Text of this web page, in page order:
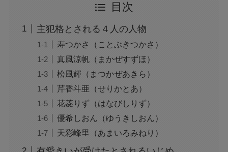
目次
主犯格とされる４人の人物
寿つかさ（ことぶきつかさ）
真風涼帆（まかぜすずほ）
松風輝（まつかぜあきら）
芹香斗亜（せりかとあ）
花菱りず（はなびしりず）
優希しおん（ゆうきしおん）
天彩峰里（あまいろみねり）